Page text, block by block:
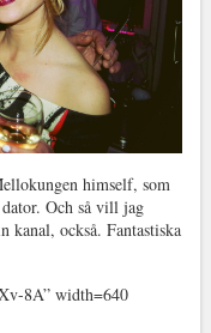
himself, som
Och så vill jag
kanal, också. Fantastiska
8A” width=640